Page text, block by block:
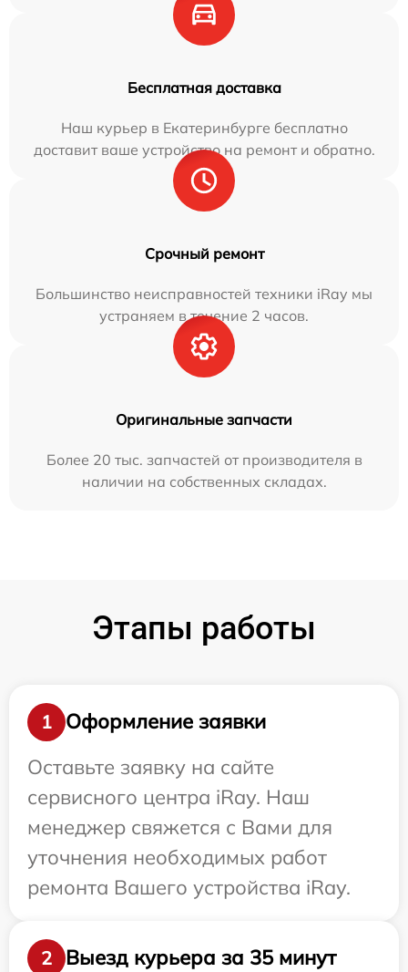
Бесплатная доставка
Наш курьер в Екатеринбурге бесплатно
доставит ваше устройство на ремонт и обратно.
Срочный ремонт
Большинство неисправностей техники iRay мы
устраняем в течение 2 часов.
Оригинальные запчасти
Более 20 тыс. запчастей от производителя в
наличии на собственных складах.
Этапы работы
1
Оформление заявки
Оставьте заявку на сайте
сервисного центра iRay. Наш
менеджер свяжется с Вами для
уточнения необходимых работ
ремонта Вашего устройства iRay.
2
Выезд курьера за 35 минут